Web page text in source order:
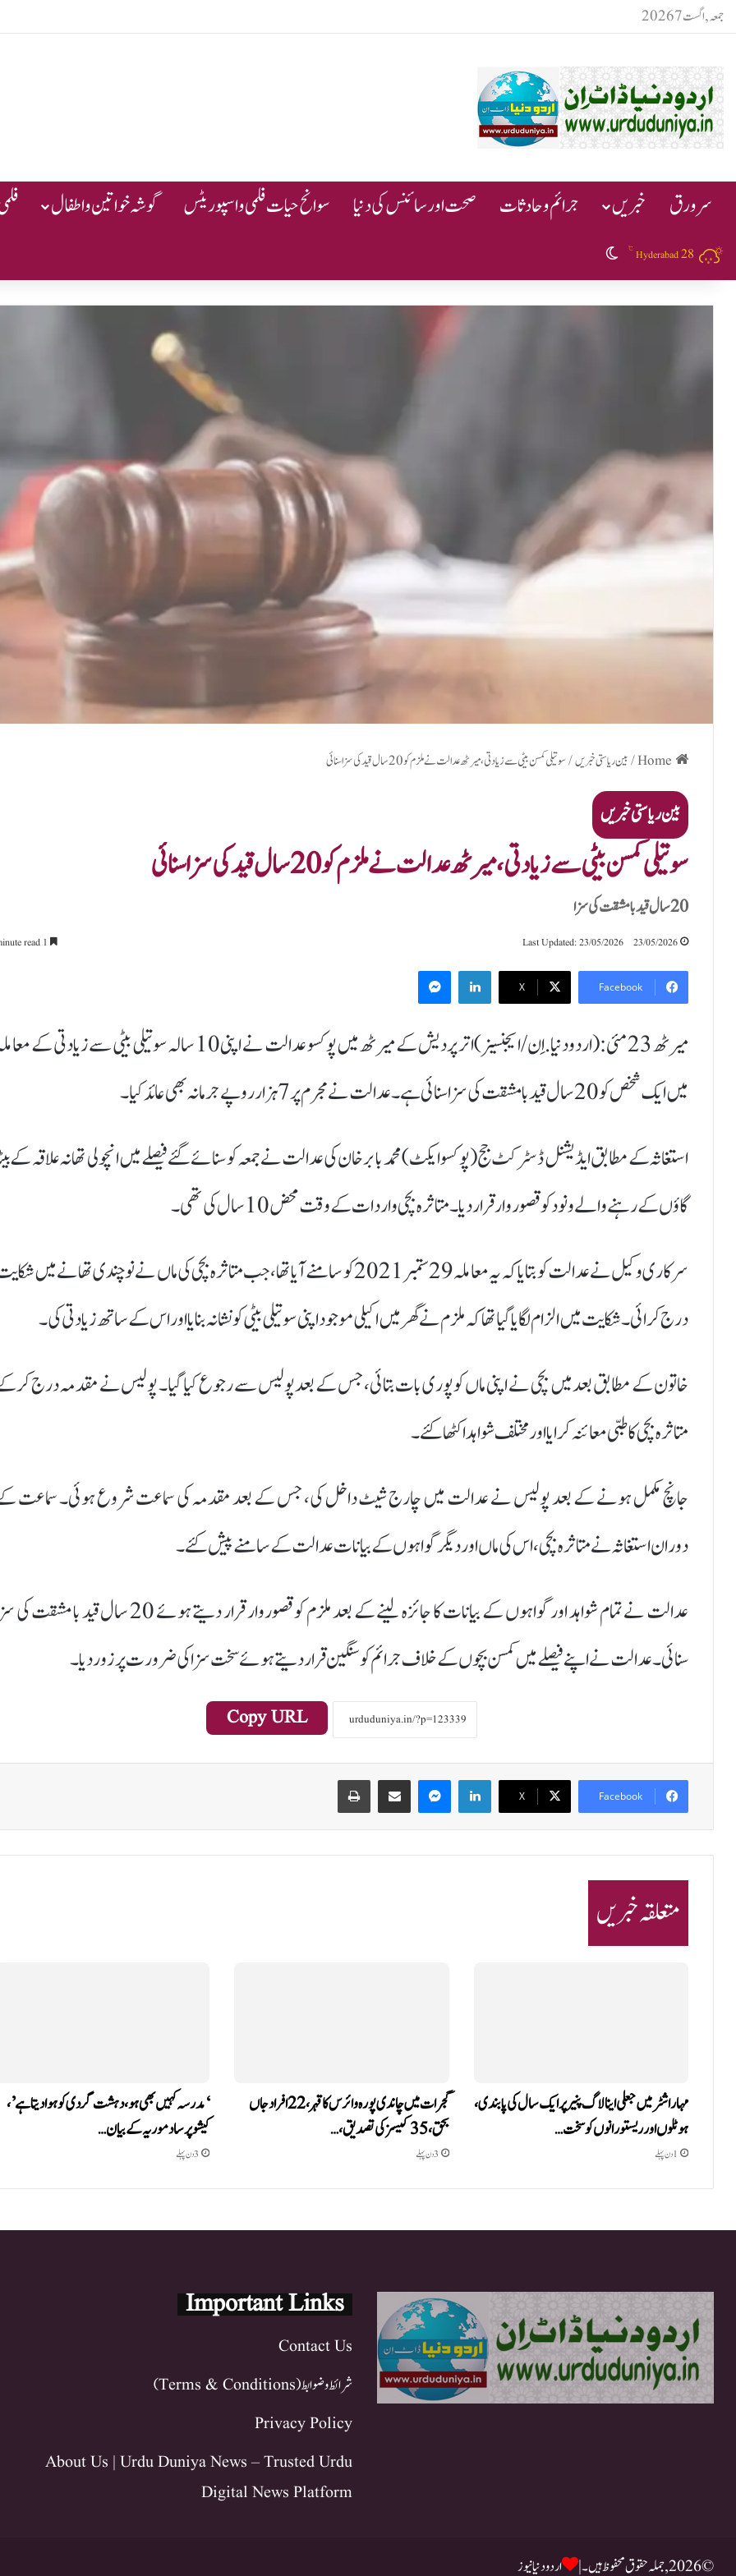
جمعہ, اگست 7 2026
سرورق خبریں جرائم و حادثات صحت اور سائنس کی دنیا سوانح حیات فلمی و اسپوریٹس گوشہ خواتین و اطفال
Hyderabad28
℃
/بین ریاستی خبریں/سوتیلی کمسن بیٹی سے زیادتی، میرٹھ عدالت نے ملزم کو 20 سال قید کی سزا سنائی
بین ریاستی خبریں
سوتیلی کمسن بیٹی سے زیادتی، میرٹھ عدالت نے ملزم کو 20 سال قید کی سزا سنائی
20 سال قید با مشقت کی سزا
23/05/2026
Last Updated: 23/05/2026
Facebook
X
LinkedIn
میرٹھ 23 مئی:(اردودنیا.اِن/ایجنسیز) اتر پردیش کے میرٹھ میں پوکسو عدالت نے اپنی 10 سالہ سوتیلی بیٹی سے زیادتی کے
میں ایک شخص کو 20 سال قید با مشقت کی سزا سنائی ہے۔ عدالت نے مجرم پر 7 ہزار روپے جرمانہ بھی عائد کیا۔
استغاثہ کے مطابق ایڈیشنل ڈسٹرکٹ جج (پوکسو ایکٹ) محمد بابر خان کی عدالت نے جمعہ کو سنائے گئے فیصلے میں انچولی تھانہ علاقہ کے
گاؤں کے رہنے والے ونود کو قصوروار قرار دیا۔ متاثرہ بچی واردات کے وقت محض 10 سال کی تھی۔
سرکاری وکیل نے عدالت کو بتایا کہ یہ معاملہ 29 ستمبر 2021 کو سامنے آیا تھا، جب متاثرہ بچی کی ماں نے نوچندی تھانے میں
درج کرائی۔ شکایت میں الزام لگایا گیا تھا کہ ملزم نے گھر میں اکیلی موجود اپنی سوتیلی بیٹی کو نشانہ بنایا اور اس کے ساتھ زیادتی کی۔
خاتون کے مطابق بعد میں بچی نے اپنی ماں کو پوری بات بتائی، جس کے بعد پولیس سے رجوع کیا گیا۔ پولیس نے مقدمہ درج
متاثرہ بچی کا طبی معائنہ کرایا اور مختلف شواہد اکٹھا کئے۔
جانچ مکمل ہونے کے بعد پولیس نے عدالت میں چارج شیٹ داخل کی، جس کے بعد مقدمہ کی سماعت شروع ہوئی۔ سماعت
دوران استغاثہ نے متاثرہ بچی، اس کی ماں اور دیگر گواہوں کے بیانات عدالت کے سامنے پیش کئے۔
عدالت نے تمام شواہد اور گواہوں کے بیانات کا جائزہ لینے کے بعد ملزم کو قصوروار قرار دیتے ہوئے 20 سال قید با
سنائی۔ عدالت نے اپنے فیصلے میں کمسن بچوں کے خلاف جرائم کو سنگین قرار دیتے ہوئے سخت سزا کی ضرورت پر زور دیا۔
Copy URL
Facebook
X
LinkedIn
متعلقہ خبریں
مہاراشٹر میں جعلی اینالاگ پنیر پر ایک سال کی پابندی،
ہوٹلوں اور ریستورانوں کو سخت…
1 دن پہلے
گجرات میں چاندی پورہ وائرس کا قہر، 22 افراد جاں
بحق، 35 کیسز کی تصدیق،…
3 دن پہلے
‘مدرسہ کہیں بھی ہو، دہشت گردی کو ہوا دیتا ہے’،
کیشو پرساد موریہ کے بیان…
3 دن پہلے
Important Links
Contact Us
شرائط و ضوابط (Terms & Conditions)
Privacy Policy
About Us | Urdu Duniya News – Trusted Urdu
Digital News Platform
© 2026, جملہ حقوق محفوظ ہیں۔ | اردو دنیا نیوز